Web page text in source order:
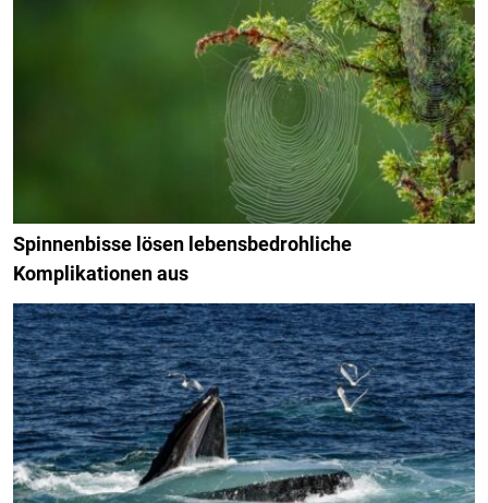
Spinnenbisse lösen lebensbedrohliche
Komplikationen aus